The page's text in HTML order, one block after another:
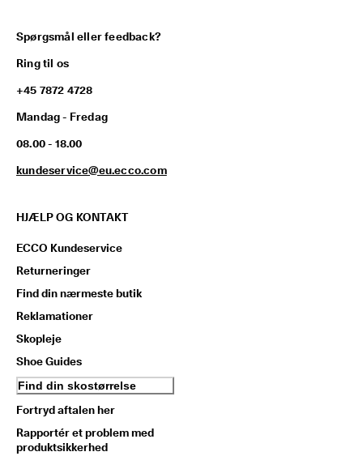
Spørgsmål eller feedback?
Ring til os
+45 7872 4728
Mandag - Fredag
08.00 - 18.00
kundeservice@eu.ecco.com
HJÆLP OG KONTAKT
ECCO Kundeservice
Returneringer
Find din nærmeste butik
Reklamationer
Skopleje
Shoe Guides
Find din skostørrelse
Fortryd aftalen her
Rapportér et problem med
produktsikkerhed